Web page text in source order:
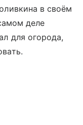
в своём
деле
для огорода,